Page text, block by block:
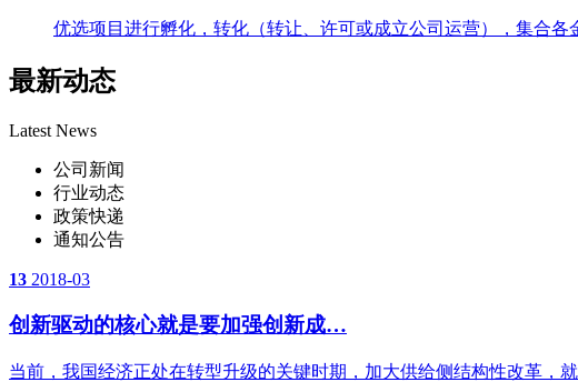
优选项目进行孵化，转化（转让、许可或成立公司运营），集合
最新动态
Latest News
公司新闻
行业动态
政策快递
通知公告
13 2018-03
创新驱动的核心就是要加强创新成…
当前，我国经济正处在转型升级的关键时期，加大供给侧结构性改革